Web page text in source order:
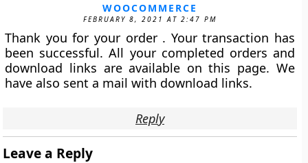
WOOCOMMERCE
FEBRUARY 8, 2021 AT 2:47 PM
Thank you for your order . Your transaction has
been successful. All your completed orders and
download links are available on this page. We
have also sent a mail with download links.
Reply
Leave a Reply